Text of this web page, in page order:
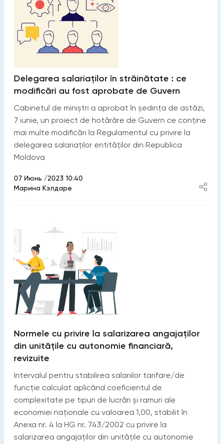
Delegarea salariaților în străinătate : ce
modificări au fost aprobate de Guvern
Cabinetul de miniștri a aprobat în ședința de astăzi,
7 iunie, un proiect de hotărâre de Guvern ce conține
mai multe modificări la Regulamentul cu privire la
delegarea salariaților entităților din Republica
Moldova
07 Июнь /2023 10:40
Марина Кэлдаре
Normele cu privire la salarizarea angajaților
din unitățile cu autonomie financiară,
revizuite
Intervalul pentru stabilirea salariilor tarifare/de
funcție calculat aplicând coeficientul de
complexitate pe tipuri de lucrări și ramuri ale
economiei naționale cu valoarea 1,00, stabilit în
Anexa nr. 4 la HG nr. 743/2002 cu privire la
salarizarea angajaților din unitățile cu autonomie